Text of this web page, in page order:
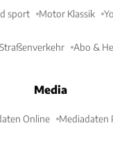
sport Motor Klassik
Abo &
Media
Online Mediadaten